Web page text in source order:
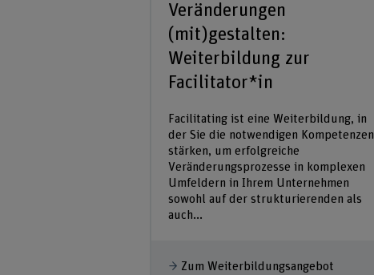
Veränderungen
(mit)gestalten:
Weiterbildung zur
Facilitator*in
Facilitating ist eine Weiterbildung, in
der Sie die notwendigen Kompetenzen
stärken, um erfolgreiche
Veränderungsprozesse in komplexen
Umfeldern in Ihrem Unternehmen
sowohl auf der strukturierenden als
auch...
Zum Weiterbildungsangebot